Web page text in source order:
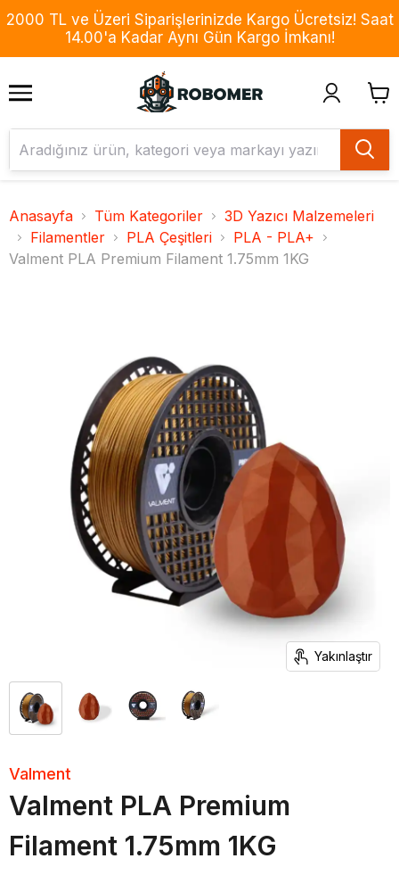
2000 TL ve Üzeri Siparişlerinizde Kargo Ücretsiz! Saat
14.00'a Kadar Aynı Gün Kargo İmkanı!
Anasayfa Tüm Kategoriler
3D Yazıcı Malzemeleri
Filamentler
PLA Çeşitleri
PLA - PLA+
Valment PLA Premium Filament 1.75mm 1KG
Yakınlaştır
Valment
Valment PLA Premium
Filament 1.75mm 1KG